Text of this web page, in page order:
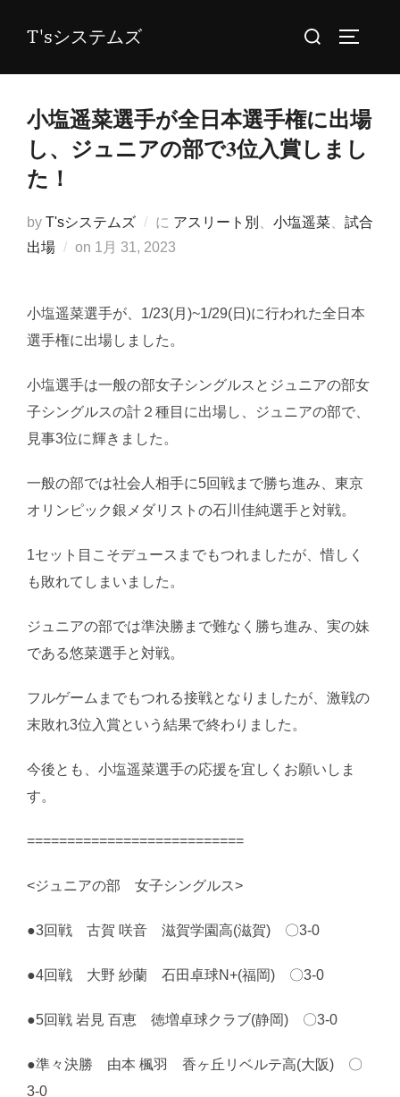
T'sシステムズ
検
対
小塩遥菜選手が全日本選手権に出場
し、ジュニアの部で3位入賞しまし
た！
by T'sシステムズ に アスリート別 小塩遥菜
試合
出場
on 投
1月 31, 2023
小塩遥菜選手が、1/23(月)~1/29(日)に行われた全日本
選手権に出場しました。
小塩選手は一般の部女子シングルスとジュニアの部女
子シングルスの計２種目に出場し、ジュニアの部で、
見事3位に輝きました。
一般の部では社会人相手に5回戦まで勝ち進み、東京
オリンピック銀メダリストの石川佳純選手と対戦。
1セット目こそデュースまでもつれましたが、惜しく
も敗れてしまいました。
ジュニアの部では準決勝まで難なく勝ち進み、実の妹
である悠菜選手と対戦。
フルゲームまでもつれる接戦となりましたが、激戦の
末敗れ3位入賞という結果で終わりました。
今後とも、小塩遥菜選手の応援を宜しくお願いしま
す。
===========================
<ジュニアの部 女子シングルス>
●3回戦 古賀 咲音 滋賀学園高(滋賀) 〇3-0
●4回戦 大野 紗蘭 石田卓球N+(福岡) 〇3-0
●5回戦 岩見 百恵 徳増卓球クラブ(静岡) 〇3-0
●準々決勝 由本 楓羽 香ヶ丘リベルテ高(大阪) 〇
3-0